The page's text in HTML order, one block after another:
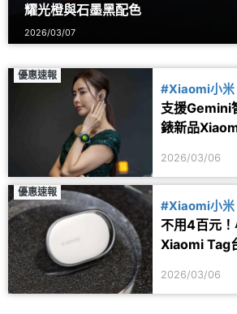
耀光橙與石墨黑配色
2026/03/07
優惠速報
#Xiaomi小米
支援Gemini
錶新品
2026/03/06
優惠速報
#Xiaomi小米
不用4百元
Xiaomi Tag
2026/03/06